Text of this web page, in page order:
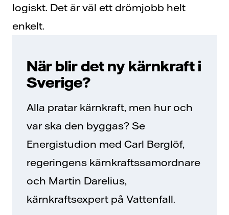
logiskt. Det är väl ett drömjobb helt
enkelt.
När blir det ny kärnkraft i
Sverige?
Alla pratar kärnkraft, men hur och
var ska den byggas? Se
Energistudion med Carl Berglöf,
regeringens kärnkraftssamordnare
och Martin Darelius,
kärnkraftsexpert på Vattenfall.